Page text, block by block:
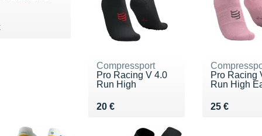
18 €
Compressport
Pro Racing V 4.0
Run High
20 €
Vendu 20 €
Pro Racing
Run High
25 €
Vendu 25 €